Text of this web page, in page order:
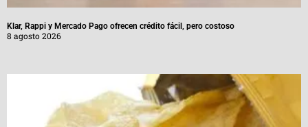
Klar, Rappi y Mercado Pago ofrecen crédito fácil, pero costoso
8 agosto 2026